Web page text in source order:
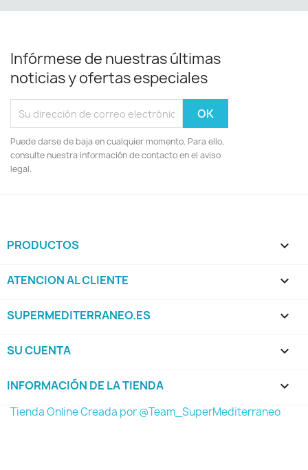
Infórmese de nuestras últimas
noticias y ofertas especiales
Puede darse de baja en cualquier momento. Para ello,
consulte nuestra información de contacto en el aviso
legal.
PRODUCTOS 
ATENCION AL CLIENTE 
SUPERMEDITERRANEO.ES 
SU CUENTA 
INFORMACIÓN DE LA TIENDA keyboard_arrow_down
Tienda Online Creada por @Team_SuperMediterraneo